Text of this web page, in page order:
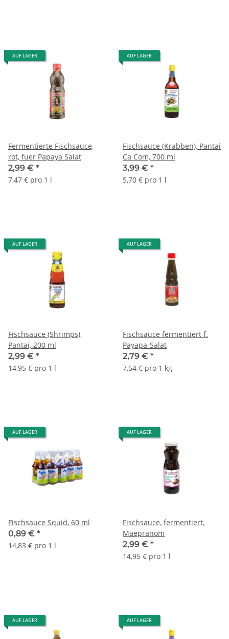
AUF LAGER
Fermentierte Fischsauce,
rot, fuer Papaya Salat
2,99 € *
7,47 € pro 1 l
AUF LAGER
Fischsauce (Krabben), Pantai
Ca Com, 700 ml
3,99 € *
5,70 € pro 1 l
AUF LAGER
Fischsauce (Shrimps),
Pantai, 200 ml
2,99 € *
14,95 € pro 1 l
AUF LAGER
Fischsauce fermentiert f.
Payapa-Salat
2,79 € *
7,54 € pro 1 kg
AUF LAGER
Fischsauce Squid, 60 ml
0,89 € *
14,83 € pro 1 l
AUF LAGER
Fischsauce, fermentiert,
Maepranom
2,99 € *
14,95 € pro 1 l
AUF LAGER AUF LAGER